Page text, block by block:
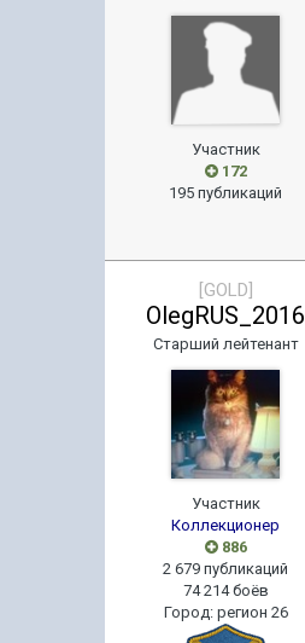
Участник
172
195 публикаций
[GOLD]
OlegRUS_2016
Старший лейтенант
Участник
Коллекционер
886
2 679 публикаций
74 214 боёв
Город: регион 26